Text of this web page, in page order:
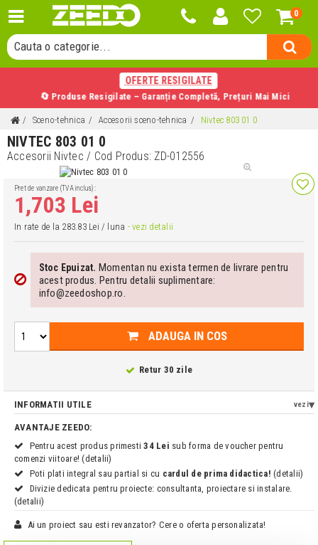
0
Cauta un produs...
Cauta o categorie...
Cauta un producator...
OFERTE RESIGILATE
🔄 Produse Resigilate – Garanție Completă, Prețuri Mai Mici
Sceno-tehnica Accesorii sceno-tehnica Nivtec 803 01 0
NIVTEC 803 01 0
Accesorii Nivtec/ Cod Produs: ZD-012556
Pret de vanzare (TVA inclus):
1,703 Lei
In rate de la 283.83 Lei / luna - vezi detalii
Stoc Epuizat. Momentan nu exista termen de livrare pentru
acest produs. Pentru detalii suplimentare:
info@zeedoshop.ro.
ADAUGA IN COS
Retur 30 zile
INFORMATII UTILE vezi
AVANTAJE ZEEDO:
Pentru acest produs primesti34 Lei sub forma de voucher pentru
comenzi viitoare! (detalii)
Poti plati integral sau partial si cu cardul de prima didactica! (detalii)
Divizie dedicata pentru proiecte: consultanta, proiectare si instalare.
(detalii)
Ai un proiect sau esti revanzator? Cere o oferta personalizata!